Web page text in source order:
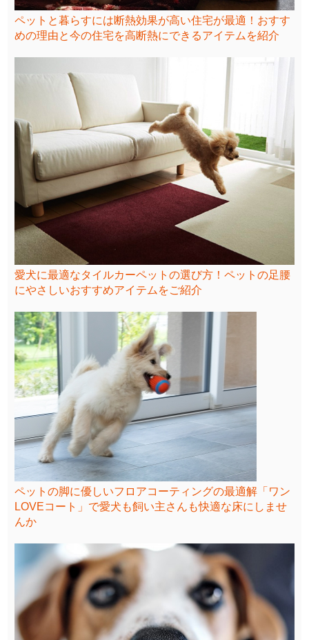
ペットと暮らすには断熱効果が高い住宅が最適！おすす
めの理由と今の住宅を高断熱にできるアイテムを紹介
愛犬に最適なタイルカーペットの選び方！ペットの足腰
にやさしいおすすめアイテムをご紹介
ペットの脚に優しいフロアコーティングの最適解「ワン
LOVEコート」で愛犬も飼い主さんも快適な床にしませ
んか